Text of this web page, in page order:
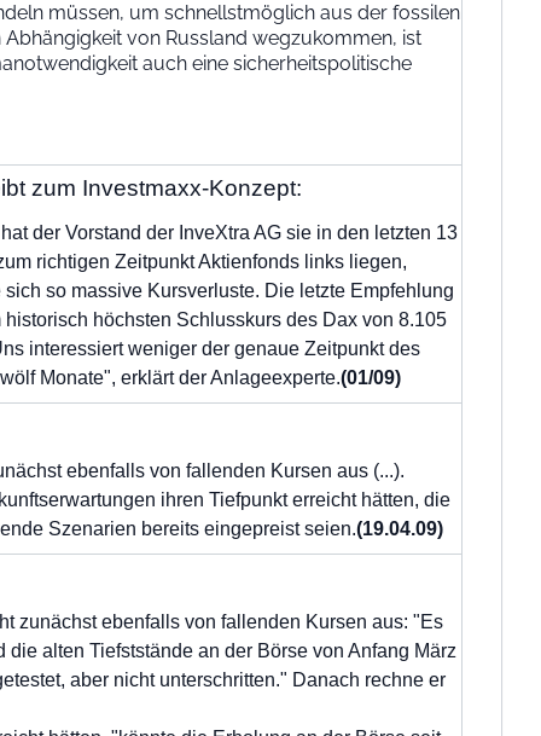
müssen, um schnellstmöglich aus der fossilen
von Russland wegzukommen, ist
auch eine sicherheitspolitische
zum Investmaxx-Konzept:
der Vorstand der InveXtra AG sie in den letzten 13
richtigen Zeitpunkt Aktienfonds links liegen,
so massive Kursverluste. Die letzte Empfehlung
höchsten Schlusskurs des Dax von 8.105
interessiert weniger der genaue Zeitpunkt des
Monate", erklärt der Anlageexperte.(01/09)
ebenfalls von fallenden Kursen aus (...).
ihren Tiefpunkt erreicht hätten, die
Szenarien bereits eingepreist seien.(19.04.09)
zunächst ebenfalls von fallenden Kursen aus: "Es
alten Tiefststände an der Börse von Anfang März
aber nicht unterschritten." Danach rechne er